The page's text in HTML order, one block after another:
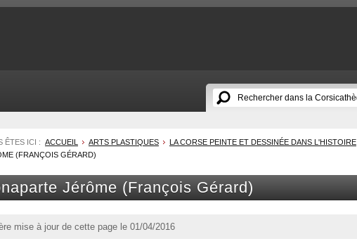
ÊTES ICI : ACCUEIL ARTS PLASTIQUES LA CORSE PEINTE ET DESSINÉE DANS L'HISTOIRE
(FRANÇOIS GÉRARD)
Jérôme (François Gérard)
mise à jour de cette page le 01/04/2016